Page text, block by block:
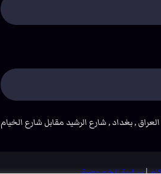
العراق , بغداد , شارع الرشيد مقابل شارع الخيام